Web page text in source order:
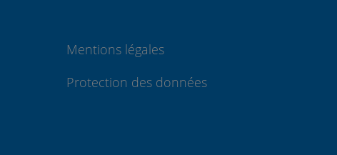
Mentions légales
Protection des données